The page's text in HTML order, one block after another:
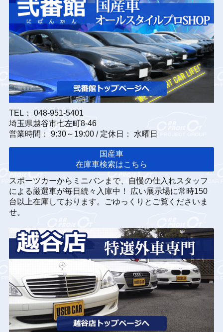
TEL： 048-951-5401
埼玉県越谷市七左町8-46
営業時間： 9:30～19:00 / 定休日： 水曜日
国産車
在庫車検索はこちら
スポーツカーからミニバンまで、自慢の仕入れスタッフ
による厳選車が毎日続々入庫中！ 広い展示場に常時150
台以上在庫しております。ごゆっくりとご覧くださいま
せ。